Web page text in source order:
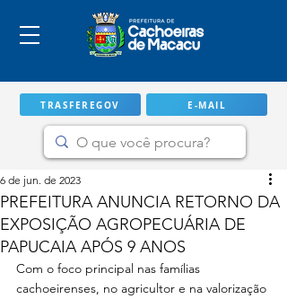
TRASFEREGOV E-MAIL
PREFEITURA ANUNCIA RETORNO DA
EXPOSIÇÃO AGROPECUÁRIA DE
PAPUCAIA APÓS 9 ANOS
6 de jun. de 2023
Com o foco principal nas famílias
cachoeirenses, no agricultor e na valorização